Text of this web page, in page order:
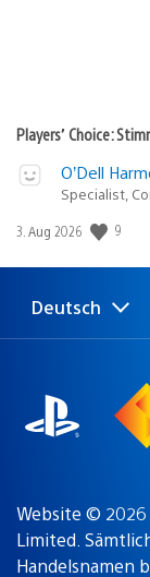
Players’ Choice:
O’Dell
Specialist,
Veröffentlichungsdatum:
3. Aug 2026 9
Select
a
Aktuelle
Region:
Deutsch
Website ©
Limited.
Handelsnamen